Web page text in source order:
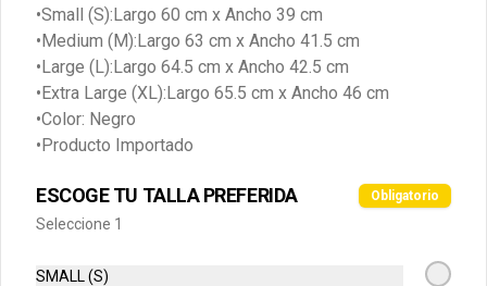
Conócenos
Zona de Delivery
Términos y condiciones
Redes sociales
•Small (S):Largo 60 cm x Ancho 39 cm
•Medium (M):Largo 63 cm x Ancho 41.5 cm
•Large (L):Largo 64.5 cm x Ancho 42.5 cm
•Extra Large (XL):Largo 65.5 cm x Ancho 46 cm
•Color: Negro
•Producto Importado
ESCOGE TU TALLA PREFERIDA Obligatorio
Seleccione 1
SMALL (S)